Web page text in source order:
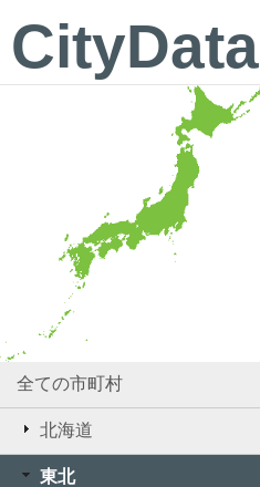
CityData
全ての市町村
北海道
東北